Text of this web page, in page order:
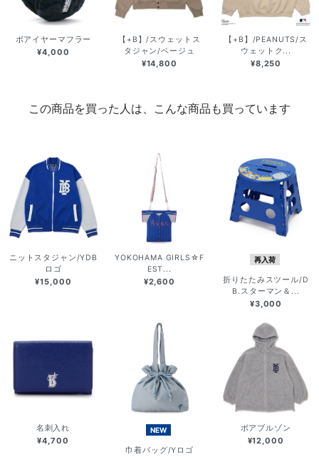
ボアイヤーマフラー
¥4,000
【+B】/スウェットス
タジャン/ベージュ
¥14,800
【+B】/PEANUTS/ス
ウェットク...
¥8,250
この商品を買った人は、こんな商品も買っています
ニットスタジャン/YDB
ロゴ
¥15,000
YOKOHAMA GIRLS☆F
EST...
¥2,600
再入荷
折りたたみスツール/D
B.スターマン＆...
¥3,000
名刺入れ
¥4,700
NEW
巾着バッグ/Yロゴ
ボアブルゾン
¥12,000